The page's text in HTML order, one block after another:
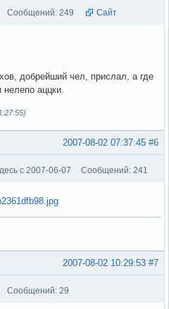
Сообщений: 249 Сайт
добрейший чел, прислал, а где
аццки.
#6
2007-08-02 07:37:45
с 2007-06-07 Сообщений: 241
#7
2007-08-02 10:29:53
Сообщений: 29